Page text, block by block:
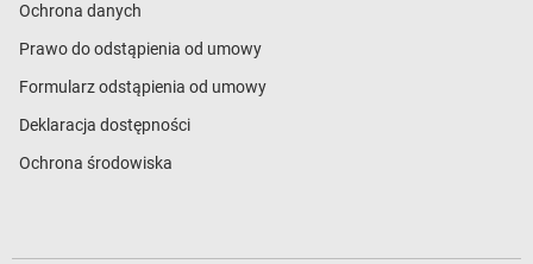
Ochrona danych
Prawo do odstąpienia od umowy
Formularz odstąpienia od umowy
Deklaracja dostępności
Ochrona środowiska